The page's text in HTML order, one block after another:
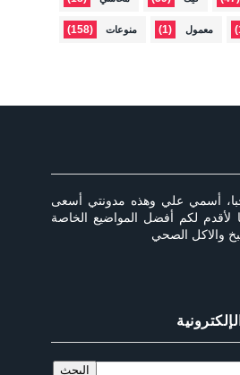
معمول (1) منوعات (158)
أسمي علي وهذه مدونتي أسعى
لأقدم لكم أفضل المواضيع الخاصة
والاكل الصحي